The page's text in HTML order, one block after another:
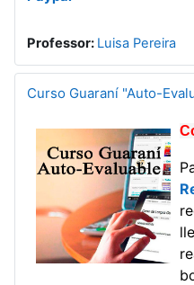
Professor: Luisa Pereira
Curso Guaraní "Auto-